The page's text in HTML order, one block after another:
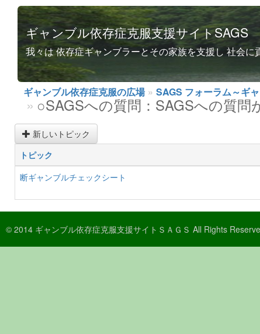
ギャンブル依存症克服支援サイトSAGS
我々は 依存症ギャンブラーとその家族を支援し 社会に
ギャンブル依存症克服の広場 SAGS フォーラム～ギ
○SAGSへの質問：SAGSへの質
新しいトピック
トピック
断ギャンブルチェックシート
© 2014 ギャンブル依存症克服支援サイトＳＡＧＳ All Rights